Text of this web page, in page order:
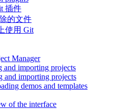
插件
的文件
使用 Git
Manager
and importing projects
and importing projects
demos and templates
of the interface